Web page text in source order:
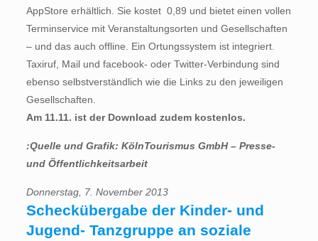
AppStore erhältlich. Sie kostet  0,89 und bietet einen vollen
Terminservice mit Veranstaltungsorten und Gesellschaften
– und das auch offline. Ein Ortungssystem ist integriert.
Taxiruf, Mail und facebook- oder Twitter-Verbindung sind
ebenso selbstverständlich wie die Links zu den jeweiligen
Gesellschaften.
Am 11.11. ist der Download zudem kostenlos.
:Quelle und Grafik: KölnTourismus GmbH – Presse-
und Öffentlichkeitsarbeit
Donnerstag, 7. November 2013
Scheckübergabe der Kinder- und
Jugend- Tanzgruppe an soziale